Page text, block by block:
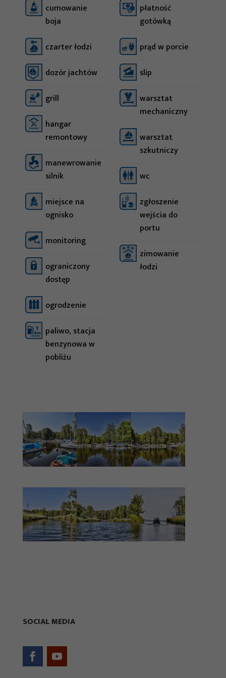
cumowanie
boja
czarter łodzi
dozór jachtów
grill
hangar
remontowy
manewrowanie
silnik
miejsce na
ognisko
monitoring
ograniczony
dostęp
ogrodzenie
paliwo, stacja
benzynowa w
pobliżu
płatność
gotówką
prąd w porcie
slip
warsztat
mechaniczny
warsztat
szkutniczy
wc
zgłoszenie
wejścia do
portu
zimowanie
łodzi
SOCIAL MEDIA
funkcjonowania
strony
internetowej.
Statystyka
Abyśmy mogli
poprawić
funkcjonalność
i strukturę